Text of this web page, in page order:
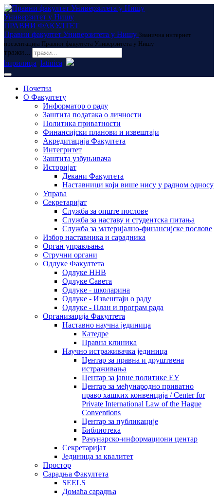
Универзитет у Нишу
ПРАВНИ ФАКУЛТЕТ
Правни факултет Универзитета у Нишу Званична интернет
презентација Правног факултета Универзитета у Нишу
тражи...
ћирилица latinica
Почетна
О Факултету
Информатор о раду
Заштита података о личности
Политика приватности
Финансијски планови и извештаји
Акредитација Факултета
Интегритет
Заштита узбуњивача
Историјат
Декани Факултета
Наставници који више нису у радном односу
Управа
Секретаријат
Служба за опште послове
Служба за наставу и студентска питања
Служба за материјално-финансијске послове
Избор наставника и сарадника
Oрган управљања
Стручни органи
Одлуке Факултета
Одлуке ННВ
Одлуке Савета
Одлуке - школарина
Одлуке - Извештаји о раду
Одлуке - План и програм рада
Организација Факултета
Наставно научна јединица
Катедре
Правна клиника
Научно истраживачка јединица
Центар за правна и друштвена
истраживања
Центар за јавне политике ЕУ
Центар за међународно приватно
право хашких конвенција / Center for
Private International Law of the Hague
Conventions
Центар за публикације
Библиотека
Рачунарско-информациони центар
Секретаријат
Јединица за квалитет
Простор
Сарадња Факултета
SEELS
Домаћа сарадња